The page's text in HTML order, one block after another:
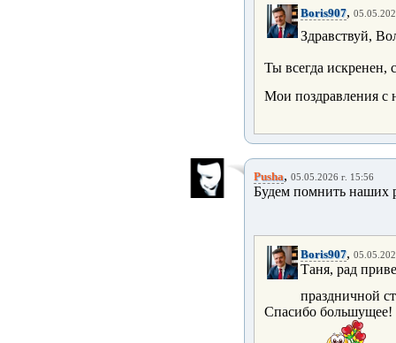
Boris907,
Здравствуй,
Ты всегда
Мои поздравления
Pusha, 05.05.2026 г. 15:56
Будем помнить наших
Boris907,
Таня, рад
праздничной
Спасибо большущее!